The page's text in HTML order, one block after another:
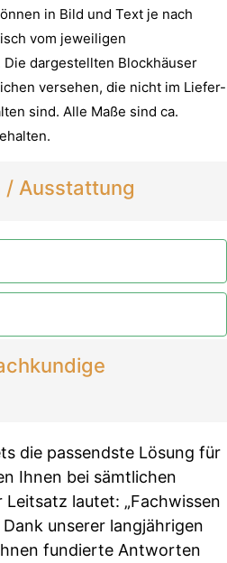
in Bild und Text je nach
vom jeweiligen
dargestellten Blockhäuser
versehen, die nicht im Liefer-
sind. Alle Maße sind ca.
/ Ausstattung
die passendste Lösung für
Ihnen bei sämtlichen
Leitsatz lautet: „Fachwissen
unserer langjährigen
fundierte Antworten